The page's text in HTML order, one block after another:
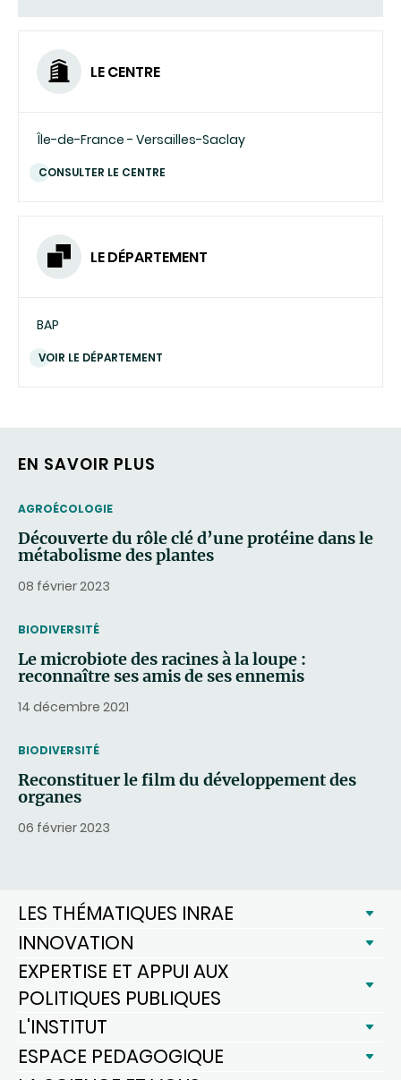
COURRIEL)
LE CENTRE
Île-de-France - Versailles-Saclay
CONSULTER LE CENTRE
LE DÉPARTEMENT
BAP
VOIR LE DÉPARTEMENT
EN SAVOIR PLUS
THEMATIC
AGROÉCOLOGIE
Découverte du rôle clé d’une protéine dans le
métabolisme des plantes
08 février 2023
THEMATIC
BIODIVERSITÉ
Le microbiote des racines à la loupe :
reconnaître ses amis de ses ennemis
14 décembre 2021
THEMATIC
BIODIVERSITÉ
Reconstituer le film du développement des
organes
06 février 2023
LES THÉMATIQUES INRAE
INNOVATION
EXPERTISE ET APPUI AUX
POLITIQUES PUBLIQUES
L'INSTITUT
ESPACE PEDAGOGIQUE